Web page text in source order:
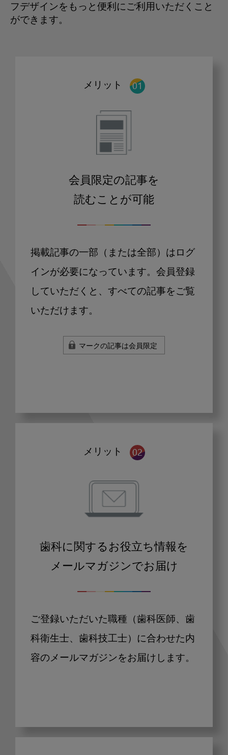
フデザインをもっと便利にご利用いただくこと
ができます。
メリット
会員限定の記事を
読むことが可能
掲載記事の一部（または全部）はログ
インが必要になっています。会員登録
していただくと、すべての記事をご覧
いただけます。
マークの記事は会員限定
メリット
歯科に関するお役立ち情報を
メールマガジンでお届け
ご登録いただいた職種（歯科医師、歯
科衛生士、歯科技工士）に合わせた内
容のメールマガジンをお届けします。